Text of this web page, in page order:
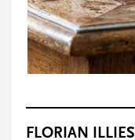
FLORIAN ILLIES